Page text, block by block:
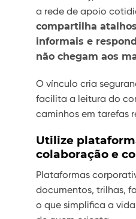
a rede de apoio
compartilha
informais e
não chegam aos
O vínculo cria
facilita a leitura do
caminhos em tarefas
Utilize
colaboração e
Plataformas
documentos, trilhas,
o que simplifica a